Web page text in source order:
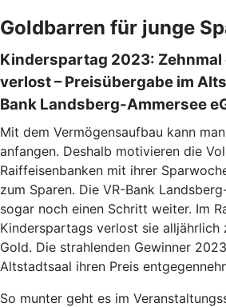
Goldbarren für junge
Kinderspartag 2023: Zehnmal
verlost – Preisübergabe im
Bank Landsberg-Ammersee
Mit dem Vermögensaufbau kann
anfangen. Deshalb motivieren die
Raiffeisenbanken mit ihrer
zum Sparen. Die VR-Bank
sogar noch einen Schritt weiter. Im
Kinderspartags verlost sie alljährlich
Gold. Die strahlenden Gewinner
Altstadtsaal ihren Preis
So munter geht es im